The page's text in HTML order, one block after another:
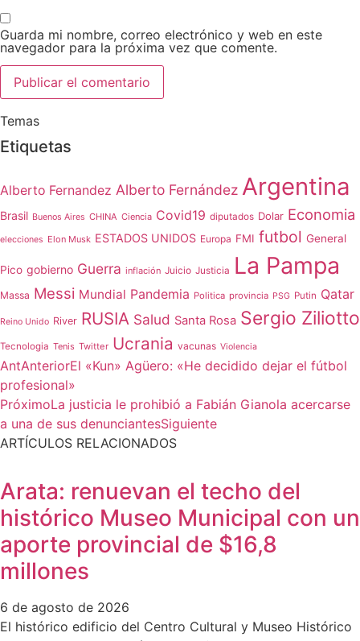
Guarda mi nombre, correo electrónico y web en este
navegador para la próxima vez que comente.
Temas
Etiquetas
Alberto Fernandez Alberto Fernández Argentina
Brasil Buenos Aires CHINA Ciencia Covid19 diputados Dolar Economia
elecciones Elon Musk ESTADOS UNIDOS Europa FMI futbol General
Pico gobierno Guerra inflación Juicio Justicia La Pampa
Massa Messi Mundial Pandemia Politica provincia PSG Putin Qatar
Reino Unido River RUSIA Salud Santa Rosa Sergio Ziliotto
Tecnologia Tenis Twitter Ucrania vacunas Violencia
AntAnteriorEl «Kun» Agüero: «He decidido dejar el fútbol
profesional»
PróximoLa justicia le prohibió a Fabián Gianola acercarse
a una de sus denunciantesSiguiente
ARTÍCULOS RELACIONADOS
Arata: renuevan el techo del
histórico Museo Municipal con un
aporte provincial de $16,8
millones
6 de agosto de 2026
El histórico edificio del Centro Cultural y Museo Histórico